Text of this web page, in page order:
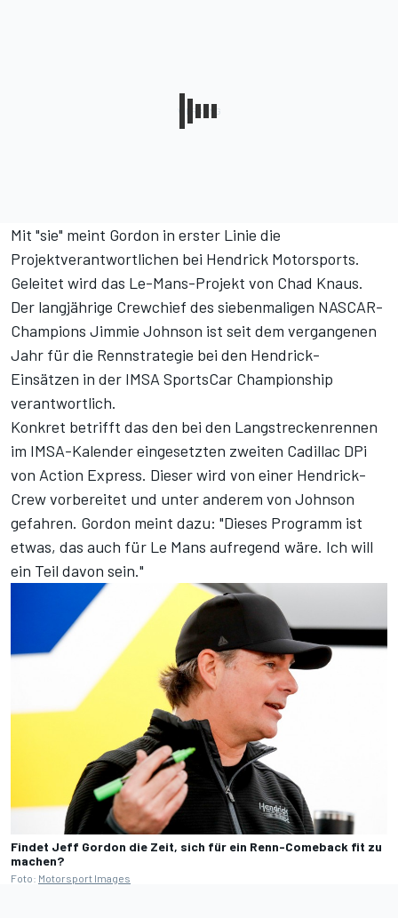
Mit "sie" meint Gordon in erster Linie die
Projektverantwortlichen bei Hendrick Motorsports.
Geleitet wird das Le-Mans-Projekt von Chad Knaus.
Der langjährige Crewchief des siebenmaligen NASCAR-
Champions Jimmie Johnson ist seit dem vergangenen
Jahr für die Rennstrategie bei den Hendrick-
Einsätzen in der IMSA SportsCar Championship
verantwortlich.
Konkret betrifft das den bei den Langstreckenrennen
im IMSA-Kalender eingesetzten zweiten Cadillac DPi
von Action Express. Dieser wird von einer Hendrick-
Crew vorbereitet und unter anderem von Johnson
gefahren. Gordon meint dazu: "Dieses Programm ist
etwas, das auch für Le Mans aufregend wäre. Ich will
ein Teil davon sein."
Findet Jeff Gordon die Zeit, sich für ein Renn-Comeback fit zu
machen?
Foto: Motorsport Images